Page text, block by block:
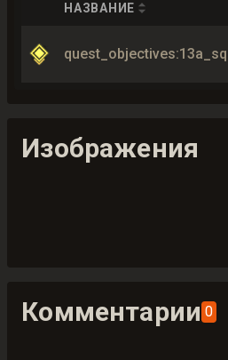
НАЗВАНИЕ
Изображения
Комментарии 0